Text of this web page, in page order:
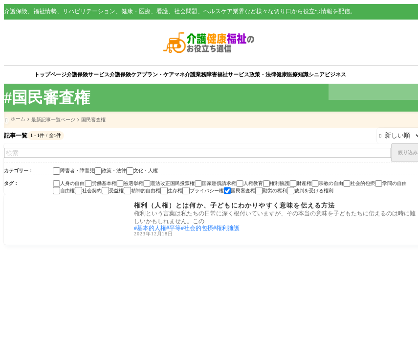
#国民審査権
介護保険、福祉情勢、リハビリテーション、健康・医療、看護、社会問題、ヘルスケア業界など様々な切り口から役立つ情報を配信。
トップページ介護保険サービス介護保険ケアプラン・ケアマネ介護業務障害福祉サービス政策・法律健康医療知識シニアビジネス
 ホーム 最新記事一覧ページ 国民審査権
記事一覧 1 - 1件 / 全1件 
絞り込み
カテゴリー 障害者・障害児 政策・法律 文化・人権
タグ 人身の自由 労働基本権 被選挙権 憲法改正国民投票権 国家賠償請求権 人権教育 権利擁護 財産権 宗教の自由 社会的包摂
学問の自由
自由権
社会契約 受益権 精神的自由権 生存権 プライバシー権 国民審査権 勤労の権利 裁判を受ける権利
政策・法律
権利（人権）とは何か、子どもにわかりやすく意味を伝える方法
権利という言葉は私たちの日常に深く根付いていますが、その本当の意味を子どもたちに伝えるのは時に難
しいかもしれません。この
基本的人権 平等 社会的包摂 権利擁護
2023年12月18日